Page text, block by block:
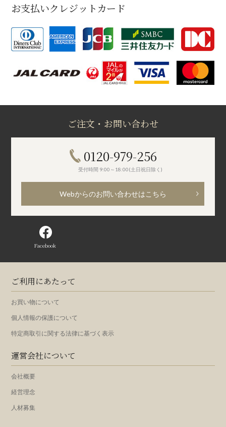
お支払いクレジットカード
ご注文・お問い合わせ
0120-979-256
受付時間 9:00～18:00(土日祝日除く)
Webからのお問い合わせはこちら
Facebook
ご利用にあたって
お買い物について
個人情報の保護について
特定商取引に関する法律に基づく表示
運営会社について
会社概要
経営理念
人材募集